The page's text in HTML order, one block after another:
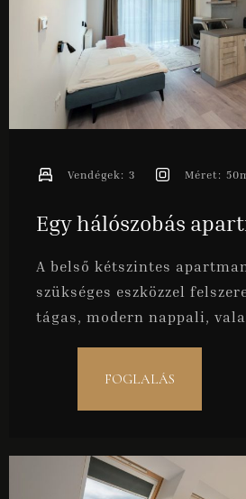
Egy hálószobás
A belső kétszintes
szükséges eszközzel
tágas, modern nappali,
Vendégek: 3 Méret:
FOGLALÁS